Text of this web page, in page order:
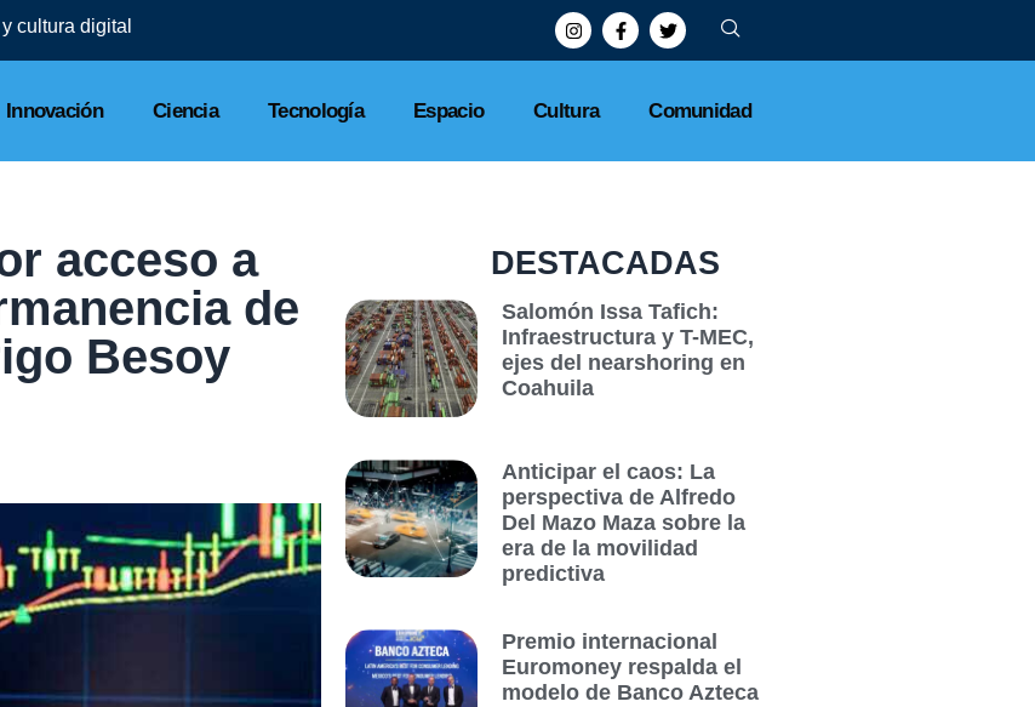
cultura digital
Innovación Ciencia Tecnología Espacio Cultura Comunidad
acceso a
de
Besoy
DESTACADAS
Salomón Issa Tafich:
Infraestructura y T-MEC,
ejes del nearshoring en
Coahuila
Anticipar el caos: La
perspectiva de Alfredo
Del Mazo Maza sobre la
era de la movilidad
predictiva
Premio internacional
Euromoney respalda el
modelo de Banco Azteca